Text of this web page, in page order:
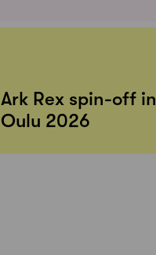
Ark Rex spin-off in
Oulu 2026